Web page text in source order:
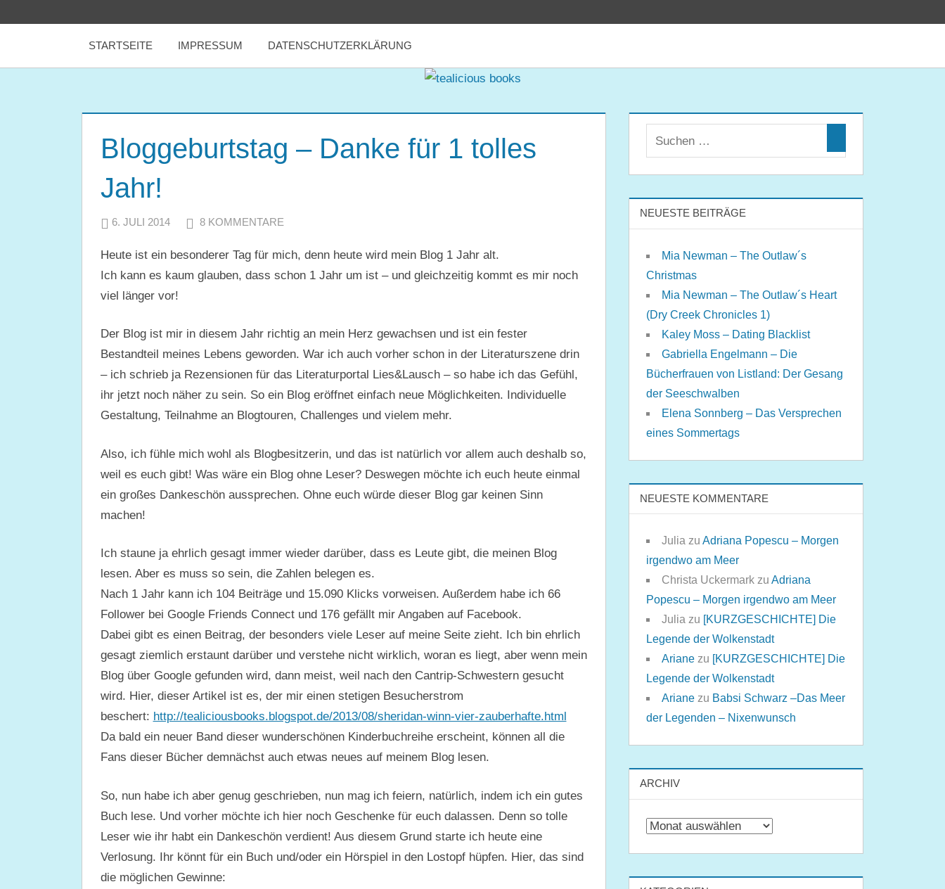
books
STARTSEITE IMPRESSUM DATENSCHUTZERKLÄRUNG
Bloggeburtstag – Danke für 1 tolles
Jahr!
6. JULI 2014 JULIA
8 KOMMENTARE
Heute ist ein besonderer Tag für mich, denn heute wird mein Blog 1 Jahr alt.
Ich kann es kaum glauben, dass schon 1 Jahr um ist – und gleichzeitig kommt es mir noch
viel länger vor!
Der Blog ist mir in diesem Jahr richtig an mein Herz gewachsen und ist ein fester
Bestandteil meines Lebens geworden. War ich auch vorher schon in der Literaturszene drin
– ich schrieb ja Rezensionen für das Literaturportal Lies&Lausch – so habe ich das Gefühl,
ihr jetzt noch näher zu sein. So ein Blog eröffnet einfach neue Möglichkeiten. Individuelle
Gestaltung, Teilnahme an Blogtouren, Challenges und vielem mehr.
Also, ich fühle mich wohl als Blogbesitzerin, und das ist natürlich vor allem auch deshalb so,
weil es euch gibt! Was wäre ein Blog ohne Leser? Deswegen möchte ich euch heute einmal
ein großes Dankeschön aussprechen. Ohne euch würde dieser Blog gar keinen Sinn
machen!
Ich staune ja ehrlich gesagt immer wieder darüber, dass es Leute gibt, die meinen Blog
lesen. Aber es muss so sein, die Zahlen belegen es.
Nach 1 Jahr kann ich 104 Beiträge und 15.090 Klicks vorweisen. Außerdem habe ich 66
Follower bei Google Friends Connect und 176 gefällt mir Angaben auf Facebook.
Dabei gibt es einen Beitrag, der besonders viele Leser auf meine Seite zieht. Ich bin ehrlich
gesagt ziemlich erstaunt darüber und verstehe nicht wirklich, woran es liegt, aber wenn mein
Blog über Google gefunden wird, dann meist, weil nach den Cantrip-Schwestern gesucht
wird. Hier, dieser Artikel ist es, der mir einen stetigen Besucherstrom
beschert: http://tealiciousbooks.blogspot.de/2013/08/sheridan-winn-vier-zauberhafte.html
Da bald ein neuer Band dieser wunderschönen Kinderbuchreihe erscheint, können all die
Fans dieser Bücher demnächst auch etwas neues auf meinem Blog lesen.
So, nun habe ich aber genug geschrieben, nun mag ich feiern, natürlich, indem ich ein gutes
Buch lese. Und vorher möchte ich hier noch Geschenke für euch dalassen. Denn so tolle
Leser wie ihr habt ein Dankeschön verdient! Aus diesem Grund starte ich heute eine
Verlosung. Ihr könnt für ein Buch und/oder ein Hörspiel in den Lostopf hüpfen. Hier, das sind
die möglichen Gewinne:
NEUESTE BEITRÄGE
Mia Newman – The Outlaw´s
Christmas
Mia Newman – The Outlaw´s Heart
(Dry Creek Chronicles 1)
Kaley Moss – Dating Blacklist
Gabriella Engelmann – Die
Bücherfrauen von Listland: Der Gesang
der Seeschwalben
Elena Sonnberg – Das Versprechen
eines Sommertags
NEUESTE KOMMENTARE
Julia zuAdriana Popescu – Morgen
irgendwo am Meer
Christa Uckermark zuAdriana
Popescu – Morgen irgendwo am Meer
Julia zu [KURZGESCHICHTE] Die
Legende der Wolkenstadt
Ariane zu [KURZGESCHICHTE] Die
Legende der Wolkenstadt
Ariane zu Babsi Schwarz –Das Meer
der Legenden – Nixenwunsch
ARCHIV
Archiv